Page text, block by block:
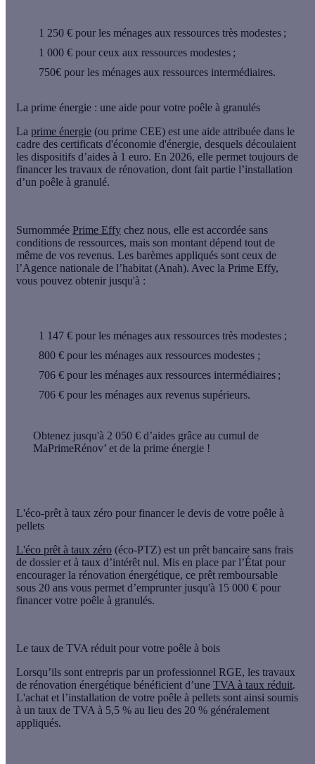
1 250 € pour les ménages aux ressources très modestes ;
1 000 € pour ceux aux ressources modestes ;
750€ pour les ménages aux ressources intermédiaires.
La prime énergie : une aide pour votre poêle à granulés
La prime énergie (ou prime CEE) est une aide attribuée dans le
cadre des certificats d'économie d'énergie, desquels découlaient
les dispositifs d’aides à 1 euro. En 2026, elle permet toujours de
financer les travaux de rénovation, dont fait partie l’installation
d’un poêle à granulé.
Surnommée Prime Effy chez nous, elle est accordée sans
conditions de ressources, mais son montant dépend tout de
même de vos revenus. Les barèmes appliqués sont ceux de
l’Agence nationale de l’habitat (Anah). Avec la Prime Effy,
vous pouvez obtenir jusqu'à :
1 147 € pour les ménages aux ressources très modestes ;
800 € pour les ménages aux ressources modestes ;
706 € pour les ménages aux ressources intermédiaires ;
706 € pour les ménages aux revenus supérieurs.
Obtenez jusqu'à 2 050 € d’aides grâce au cumul de
MaPrimeRénov’ et de la prime énergie !
L'éco-prêt à taux zéro pour financer le devis de votre poêle à
pellets
L'éco prêt à taux zéro (éco-PTZ) est un prêt bancaire sans frais
de dossier et à taux d’intérêt nul. Mis en place par l’État pour
encourager la rénovation énergétique, ce prêt remboursable
sous 20 ans vous permet d’emprunter jusqu'à 15 000 € pour
financer votre poêle à granulés.
Le taux de TVA réduit pour votre poêle à bois
Lorsqu’ils sont entrepris par un professionnel RGE, les travaux
de rénovation énergétique bénéficient d’une TVA à taux réduit.
L'achat et l’installation de votre poêle à pellets sont ainsi soumis
à un taux de TVA à 5,5 % au lieu des 20 % généralement
appliqués.